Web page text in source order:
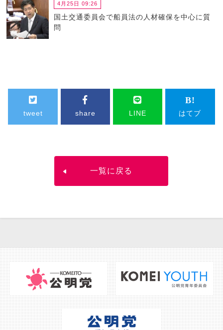
4月25日 09:26
国土交通委員会で船員法の人材確保を中心に質
問
tweet share LINE はてブ
一覧に戻る